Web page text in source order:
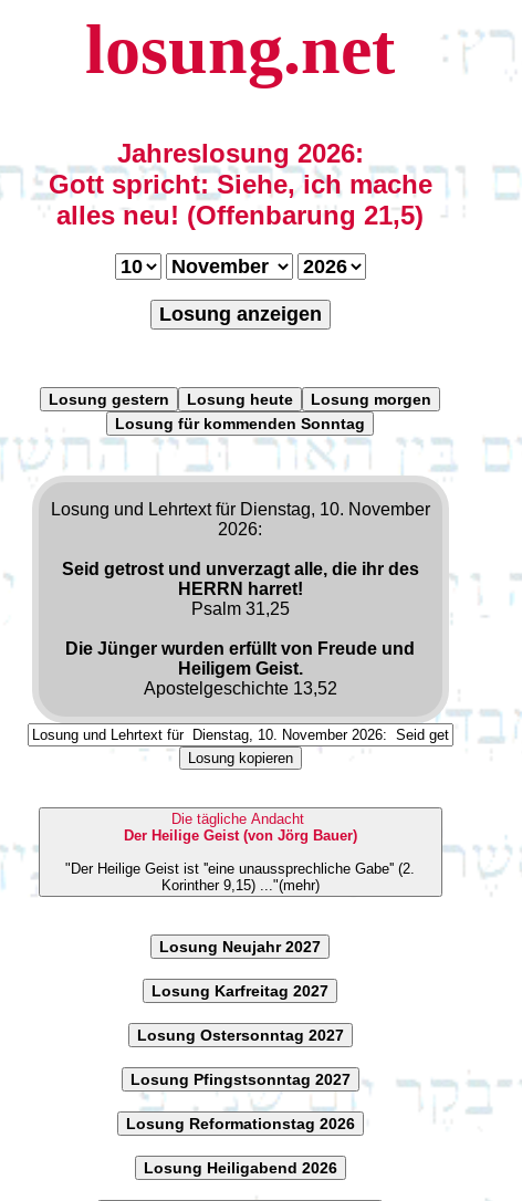
losung.net
Jahreslosung 2026:
Gott spricht: Siehe, ich mache
alles neu! (Offenbarung 21,5)
Losung anzeigen
Losung gestern Losung heute
Losung morgen
Losung für kommenden Sonntag
Losung und Lehrtext für Dienstag, 10. November
2026:
Seid getrost und unverzagt alle, die ihr des
HERRN harret!
Psalm 31,25
Die Jünger wurden erfüllt von Freude und
Heiligem Geist.
Apostelgeschichte 13,52
Losung kopieren
Die tägliche Andacht
Der Heilige Geist (von Jörg Bauer)
"Der Heilige Geist ist ''eine unaussprechliche Gabe'' (2.
Korinther 9,15) ..."(mehr)
Losung Neujahr 2027
Losung Karfreitag 2027
Losung Ostersonntag 2027
Losung Pfingstsonntag 2027
Losung Reformationstag 2026
Losung Heiligabend 2026